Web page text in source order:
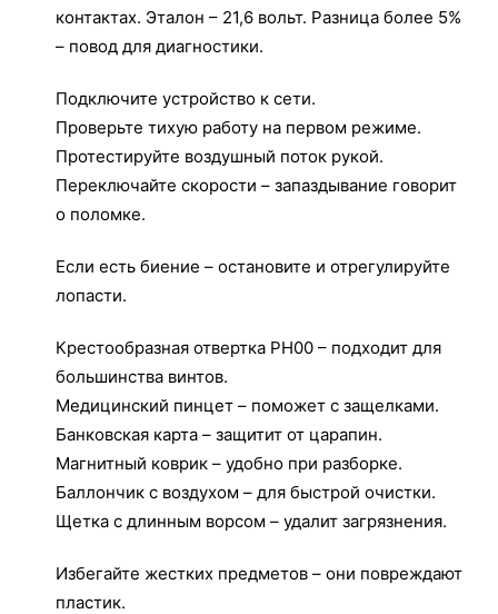
контактах. Эталон – 21,6 вольт. Разница более 5%
– повод для диагностики.
Подключите устройство к сети.
Проверьте тихую работу на первом режиме.
Протестируйте воздушный поток рукой.
Переключайте скорости – запаздывание говорит
о поломке.
Если есть биение – остановите и отрегулируйте
лопасти.
Крестообразная отвертка PH00 – подходит для
большинства винтов.
Медицинский пинцет – поможет с защелками.
Банковская карта – защитит от царапин.
Магнитный коврик – удобно при разборке.
Баллончик с воздухом – для быстрой очистки.
Щетка с длинным ворсом – удалит загрязнения.
Избегайте жестких предметов – они повреждают
пластик.